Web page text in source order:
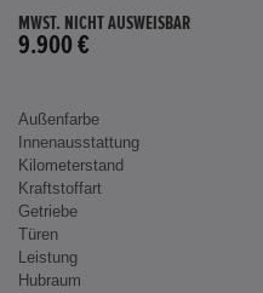
MWST. NICHT AUSWEISBAR
9.900 €
Außenfarbe
Innenausstattung
Kilometerstand
Kraftstoffart
Getriebe
Türen
Leistung
Hubraum